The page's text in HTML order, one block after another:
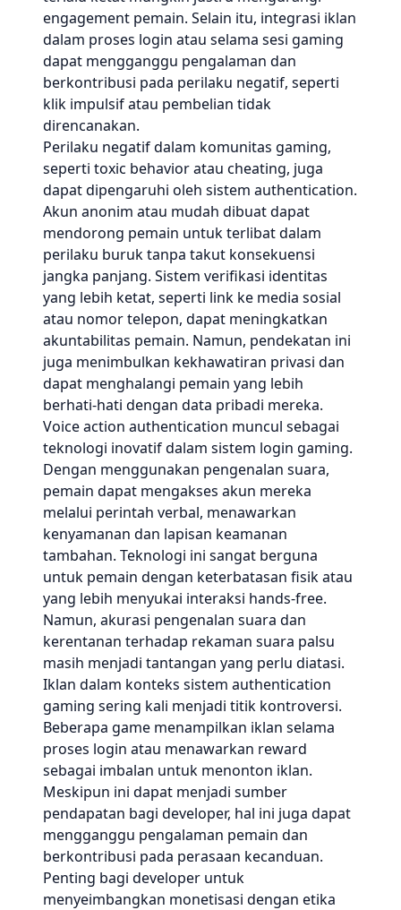
engagement pemain. Selain itu, integrasi iklan
dalam proses login atau selama sesi gaming
dapat mengganggu pengalaman dan
berkontribusi pada perilaku negatif, seperti
klik impulsif atau pembelian tidak
direncanakan.
Perilaku negatif dalam komunitas gaming,
seperti toxic behavior atau cheating, juga
dapat dipengaruhi oleh sistem authentication.
Akun anonim atau mudah dibuat dapat
mendorong pemain untuk terlibat dalam
perilaku buruk tanpa takut konsekuensi
jangka panjang. Sistem verifikasi identitas
yang lebih ketat, seperti link ke media sosial
atau nomor telepon, dapat meningkatkan
akuntabilitas pemain. Namun, pendekatan ini
juga menimbulkan kekhawatiran privasi dan
dapat menghalangi pemain yang lebih
berhati-hati dengan data pribadi mereka.
Voice action authentication muncul sebagai
teknologi inovatif dalam sistem login gaming.
Dengan menggunakan pengenalan suara,
pemain dapat mengakses akun mereka
melalui perintah verbal, menawarkan
kenyamanan dan lapisan keamanan
tambahan. Teknologi ini sangat berguna
untuk pemain dengan keterbatasan fisik atau
yang lebih menyukai interaksi hands-free.
Namun, akurasi pengenalan suara dan
kerentanan terhadap rekaman suara palsu
masih menjadi tantangan yang perlu diatasi.
Iklan dalam konteks sistem authentication
gaming sering kali menjadi titik kontroversi.
Beberapa game menampilkan iklan selama
proses login atau menawarkan reward
sebagai imbalan untuk menonton iklan.
Meskipun ini dapat menjadi sumber
pendapatan bagi developer, hal ini juga dapat
mengganggu pengalaman pemain dan
berkontribusi pada perasaan kecanduan.
Penting bagi developer untuk
menyeimbangkan monetisasi dengan etika